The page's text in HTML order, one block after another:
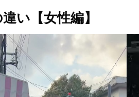
い【女性編】